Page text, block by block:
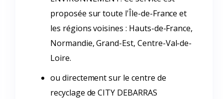
proposée sur toute l'Île-de-France et
les régions voisines : Hauts-de-France,
Normandie, Grand-Est, Centre-Val-de-
Loire.
ou directement sur le centre de
recyclage de CITY DEBARRAS